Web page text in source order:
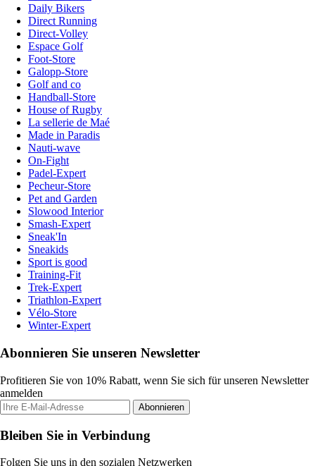
Daily Bikers
Direct Running
Direct-Volley
Espace Golf
Foot-Store
Galopp-Store
Golf and co
Handball-Store
House of Rugby
La sellerie de Maé
Made in Paradis
Nauti-wave
On-Fight
Padel-Expert
Pecheur-Store
Pet and Garden
Slowood Interior
Smash-Expert
Sneak'In
Sneakids
Sport is good
Training-Fit
Trek-Expert
Triathlon-Expert
Vélo-Store
Winter-Expert
Abonnieren Sie unseren Newsletter
Profitieren Sie von 10% Rabatt, wenn Sie sich für unseren Newsletter
anmelden
Abonnieren
Bleiben Sie in Verbindung
Folgen Sie uns in den sozialen Netzwerken